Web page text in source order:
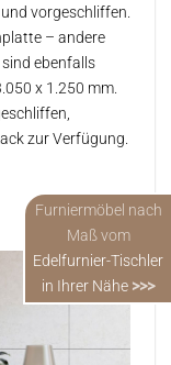
vorgeschliffen.
– andere
ebenfalls
x 1.250 mm.
zur Verfügung.
Furniermöbel nach
Maß vom
Edelfurnier-Tischler
in Ihrer Nähe >>>